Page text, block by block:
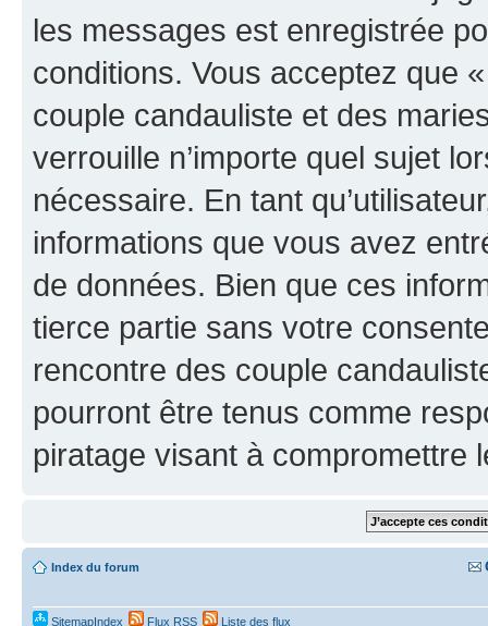
les messages est enregistrée
conditions. Vous acceptez que
couple candauliste et des
verrouille n’importe quel sujet
nécessaire. En tant
informations que vous avez
de données. Bien que ces
tierce partie sans votre
rencontre des couple
pourront être tenus comme
piratage visant à compromettre
Index du forum
SitemapIndex Flux RSS Liste des flux